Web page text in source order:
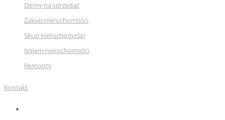
Domy na sprzedaż
Zakup nieruchomości
Skup nieruchomości
Najem nieruchomości
Remonty
Kontakt